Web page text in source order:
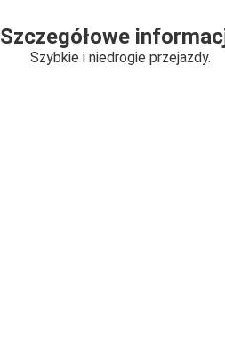
Szczegółowe
Szybkie i niedrogie przejazdy.